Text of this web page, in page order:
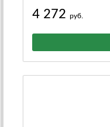
4 272 руб.